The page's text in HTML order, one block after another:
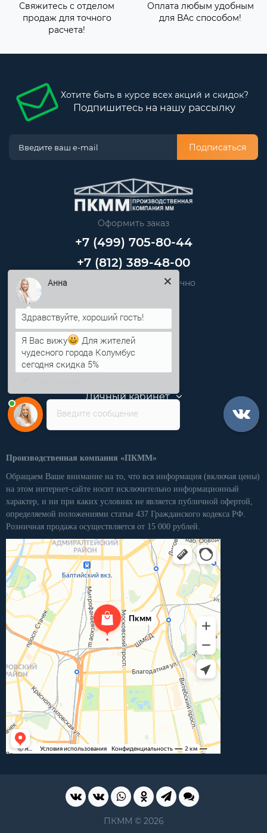
Свяжитесь с отделом
продаж для точного
расчета!
Оплата любым удобным
для ВАс способом!
Хотите быть в курсе всех акций и скидок?
Подпишитесь на нашу рассылку
Подписаться
Оформить заказ
+7 (499) 705-80-44
+7 (812) 389-48-00
Звоните нам круглосуточно
Информация
Категории
Личный кабинет
Производственная компания «ПКММ»
Обращаем Ваше внимание на то, что вся информация (включая цены)
на этом интернет-сайте носит исключительно информационный
характер, и ни при каких условиях не является публичной офертой,
определяемой положениями статьи 437 Гражданского кодекса РФ.
Розничная продажа осуществляется от 15 000 рублей.
ПКММ © 2026
Введите сообщение
Здравствуйте, хороший гость!
Я Вас вижу
Для жителей
чудесного города Колумбус
сегодня скидка 5%